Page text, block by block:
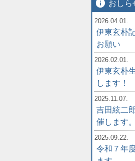
info おしら
2026.04.01.
伊東玄朴
お願い
2026.02.01.
伊東玄朴
します！
2025.11.07.
吉田絃二
催します。
2025.09.22.
令和７年